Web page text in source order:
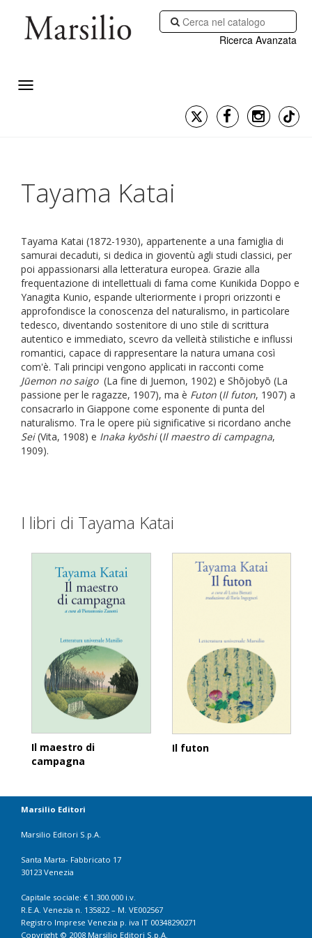
Ricerca Avanzata
Tayama Katai
Tayama Katai (1872-1930), appartenente a una famiglia di
samurai decaduti, si dedica in gioventù agli studi classici, per
poi appassionarsi alla letteratura europea. Grazie alla
frequentazione di intellettuali di fama come Kunikida Doppo e
Yanagita Kunio, espande ulteriormente i propri orizzonti e
approfondisce la conoscenza del naturalismo, in particolare
tedesco, diventando sostenitore di uno stile di scrittura
autentico e immediato, scevro da velleità stilistiche e influssi
romantici, capace di rappresentare la natura umana così
com'è. Tali principi vengono applicati in racconti come
Jūemon no saigo(La fine di Juemon, 1902) e Shōjobyō (La
passione per le ragazze, 1907), ma è Futon (Il futon, 1907) a
consacrarlo in Giappone come esponente di punta del
naturalismo. Tra le opere più significative si ricordano anche
Sei(Vita, 1908) e Inaka kyōshi(Il maestro di campagna,
1909).
I libri di Tayama Katai
Il maestro di
campagna
Il futon
Marsilio Editori
Marsilio Editori S.p.A.
Santa Marta- Fabbricato 17
30123 Venezia
Capitale sociale: € 1.300.000 i.v.
R.E.A. Venezia n. 135822 – M. VE002567
Registro Imprese Venezia p. iva IT 00348290271
Copyright © 2008 Marsilio Editori S.p.A.